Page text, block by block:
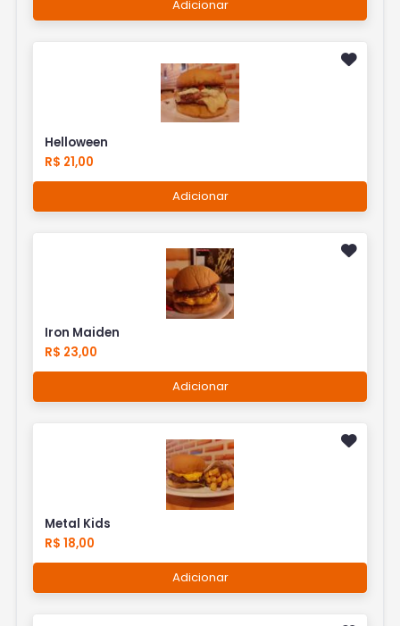
Adicionar
Helloween
R$ 21,00
Adicionar
Iron Maiden
R$ 23,00
Adicionar
Metal Kids
R$ 18,00
Adicionar